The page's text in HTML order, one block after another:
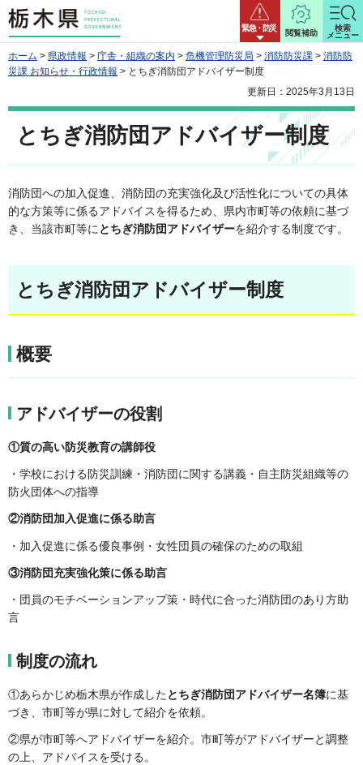
栃木県 緊急・防災
閲覧補助
検索
メニュー
ホーム > 県政情報 > 庁舎・組織の案内 > 危機管理防災局 > 消防防災課 > 消防防
災課 お知らせ・行政情報 > とちぎ消防団アドバイザー制度
更新日：2025年3月13日
とちぎ消防団アドバイザー制度
消防団への加入促進、消防団の充実強化及び活性化についての具体
的な方策等に係るアドバイスを得るため、県内市町等の依頼に基づ
き、当該市町等に とちぎ消防団アドバイザーを紹介する制度です。
とちぎ消防団アドバイザー制度
概要
アドバイザーの役割
①質の高い防災教育の講師役
・学校における防災訓練・消防団に関する講義・自主防災組織等の
防火団体への指導
②消防団加入促進に係る助言
・加入促進に係る優良事例・女性団員の確保のための取組
③消防団充実強化策に係る助言
・団員のモチベーションアップ策・時代に合った消防団のあり方助
言
制度の流れ
①あらかじめ栃木県が作成したとちぎ消防団アドバイザー名簿に基
づき、市町等が県に対して紹介を依頼。
②県が市町等へアドバイザーを紹介。市町等がアドバイザーと調整
の上、アドバイスを受ける。